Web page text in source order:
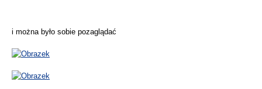
i można było sobie pozaglądać